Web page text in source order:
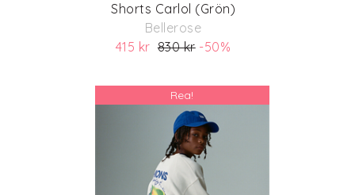
Shorts Carlol (Grön)
Bellerose
415 kr830 kr-50%
Rea!